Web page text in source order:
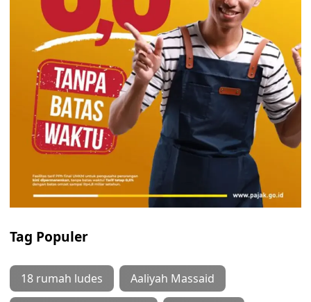
Tag Populer
18 rumah ludes Aaliyah Massaid